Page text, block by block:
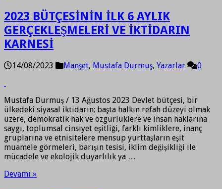
2023 BÜTÇESİNİN İLK 6 AYLIK
GERÇEKLEŞMELERİ VE İKTİDARIN
KARNESİ
14/08/2023 Manşet, Mustafa Durmuş, Yazarlar 0
Mustafa Durmuş / 13 Ağustos 2023 Devlet bütçesi, bir
ülkedeki siyasal iktidarın; başta halkın refah düzeyi olmak
üzere, demokratik hak ve özgürlüklere ve insan haklarına
saygı, toplumsal cinsiyet eşitliği, farklı kimliklere, inanç
gruplarına ve etnisitelere mensup yurttaşların eşit
muamele görmeleri, barışın tesisi, iklim değişikliği ile
mücadele ve ekolojik duyarlılık ya …
Devamı »